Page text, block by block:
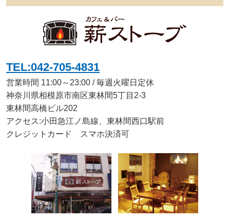
TEL:042-705-4831
営業時間 11:00～23:00 / 毎週火曜日定休
神奈川県相模原市南区東林間5丁目2-3
東林間高橋ビル202
アクセス:小田急江ノ島線、東林間西口駅前
クレジットカード スマホ決済可